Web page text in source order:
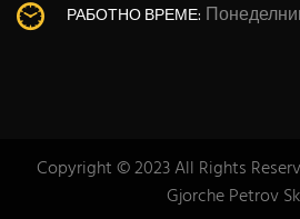
РАБОТНО ВРЕМЕ:
Copyright © 2023 All Rights
Gjorche Petrov